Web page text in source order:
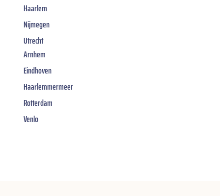
Haarlem
Nijmegen
Utrecht
Arnhem
Eindhoven
Haarlemmermeer
Rotterdam
Venlo